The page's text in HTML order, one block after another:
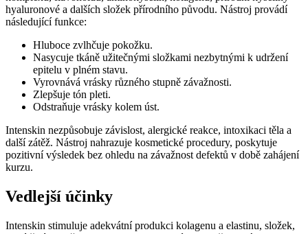
hyaluronové a dalších složek přírodního původu. Nástroj provádí
následující funkce:
Hluboce zvlhčuje pokožku.
Nasycuje tkáně užitečnými složkami nezbytnými k udržení
epitelu v plném stavu.
Vyrovnává vrásky různého stupně závažnosti.
Zlepšuje tón pleti.
Odstraňuje vrásky kolem úst.
Intenskin nezpůsobuje závislost, alergické reakce, intoxikaci těla a
další zátěž. Nástroj nahrazuje kosmetické procedury, poskytuje
pozitivní výsledek bez ohledu na závažnost defektů v době zahájení
kurzu.
Vedlejší účinky
Intenskin stimuluje adekvátní produkci kolagenu a elastinu, složek,